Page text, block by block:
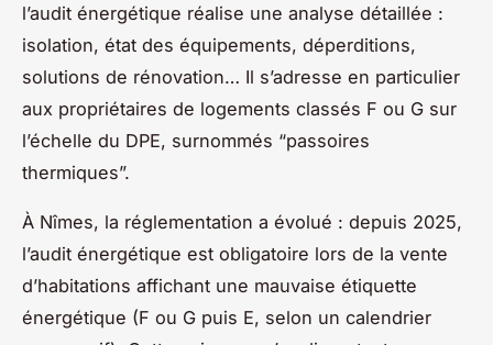
l’audit énergétique réalise une analyse détaillée :
isolation, état des équipements, déperditions,
solutions de rénovation… Il s’adresse en particulier
aux propriétaires de logements classés F ou G sur
l’échelle du DPE, surnommés “passoires
thermiques”.
À Nîmes, la réglementation a évolué : depuis 2025,
l’audit énergétique est obligatoire lors de la vente
d’habitations affichant une mauvaise étiquette
énergétique (F ou G puis E, selon un calendrier